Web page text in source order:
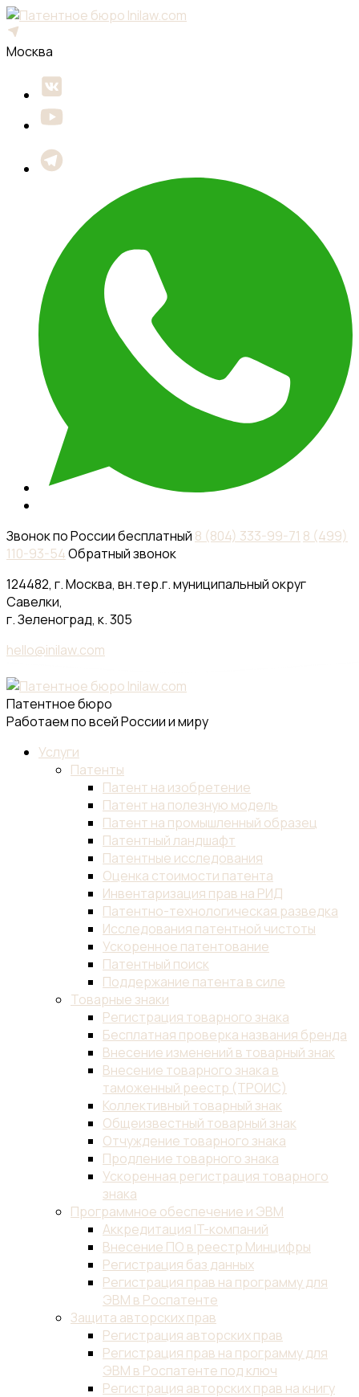
Москва
Звонок по России бесплатный 8 (804) 333-99-71 8 (499)
110-93-54Обратный звонок
124482, г. Москва, вн.тер.г. муниципальный округ
Савелки,
г. Зеленоград, к. 305
hello@inilaw.com
Патентное бюро
Работаем по всей России и миру
Услуги
Патенты
Патент на изобретение
Патент на полезную модель
Патент на промышленный образец
Патентный ландшафт
Патентные исследования
Оценка стоимости патента
Инвентаризация прав на РИД
Патентно-технологическая разведка
Исследования патентной чистоты
Ускоренное патентование
Патентный поиск
Поддержание патента в силе
Товарные знаки
Регистрация товарного знака
Бесплатная проверка названия бренда
Внесение изменений в товарный знак
Внесение товарного знака в
таможенный реестр (ТРОИС)
Коллективный товарный знак
Общеизвестный товарный знак
Отчуждение товарного знака
Продление товарного знака
Ускоренная регистрация товарного
знака
Программное обеспечение и ЭВМ
Аккредитация IT-компаний
Внесение ПО в реестр Минцифры
Регистрация баз данных
Регистрация прав на программу для
ЭВМ в Роспатенте
Защита авторских прав
Регистрация авторских прав
Регистрация прав на программу для
ЭВМ в Роспатенте под ключ
Регистрация авторских прав на книгу